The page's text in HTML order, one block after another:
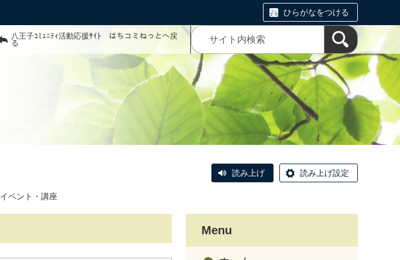
ひらがなをつける
八王子ｺﾐｭﾆﾃｨ活動応援ｻｲﾄ はちコミねっとへ戻
る
読み上げ 読み上げ設定
イベント・講座
Menu